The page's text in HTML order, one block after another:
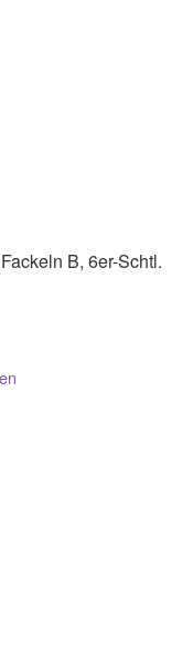
B, 6er-Schtl.